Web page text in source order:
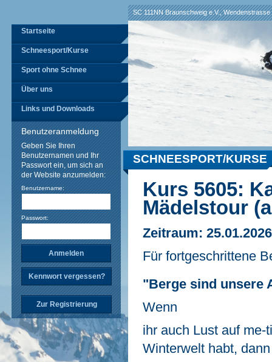
SC 111NN Braunschweig e.V.,
Startseite
Schneesport/Kurse
Sport ohne Schnee
Über uns
Links und Downloads
Benutzeranmeldung
Geben Sie Ihren
Benutzernamen und Ihr
Passwort ein, um sich an
der Website anzumelden:
Benutzername:
Passwort:
Kennwort vergessen?
Zur Registrierung
SCHNEESPORT/KURSE
Kurs 5605:
Mädelstour
Zeitraum:
Für fortgeschrittene
"Berge sind unsere
Wenn
ihr auch Lust auf me-
Winterwelt habt, dann